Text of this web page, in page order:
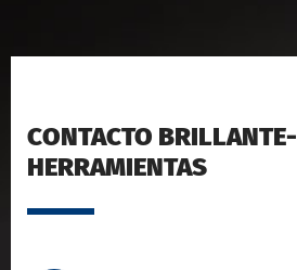
CONTACTO BRILLANTE-
HERRAMIENTAS